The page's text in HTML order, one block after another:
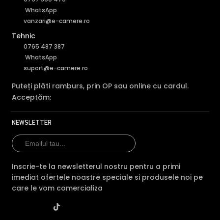
FILTRU IR MECANIC (ICR / IR Cut Fillter)
Camera HIKVISION DS-2CD1T47G2H-LIUF/SL(2.8MM) are un
filtru IR Mecanic autoretractabil ce filtreaza lumina in
infrarosu pe timpul zilei, pentru a evita anumitele defecte
de afisare a culorilor, iar pe timpul noptii acesta este
retras pentru a permite luminii in infrarosu sa treaca,
WhatsApp
vanzari@e-camere.ro
Tehnic
0765 487 387
WhatsApp
suport@e-camere.ro
Puteți plăti ramburs, prin OP sau online cu cardul.
Acceptăm:
NEWSLETTER
Inscrie-te la newsletterul nostru pentru a primi
imediat ofertele noastre speciale si produsele noi pe
care le vom comercializa